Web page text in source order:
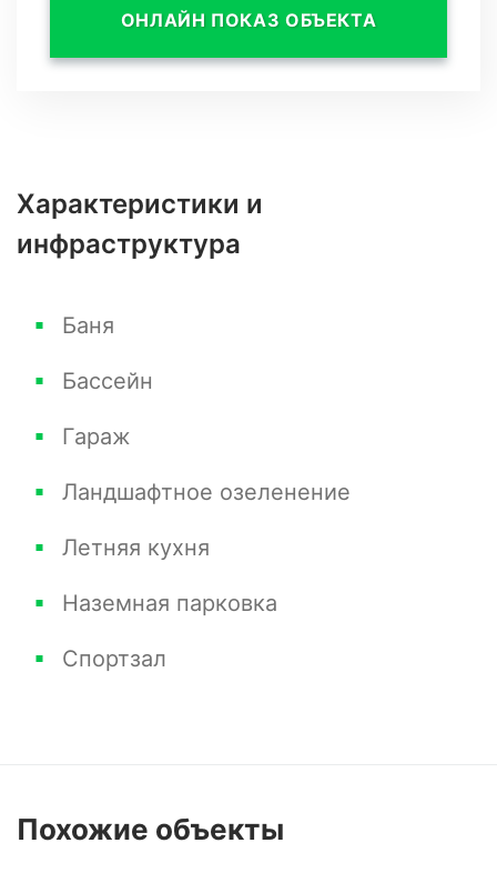
ОНЛАЙН ПОКАЗ ОБЪЕКТА
Характеристики и
инфраструктура
Баня
Бассейн
Гараж
Ландшафтное озеленение
Летняя кухня
Наземная парковка
Спортзал
Похожие объекты